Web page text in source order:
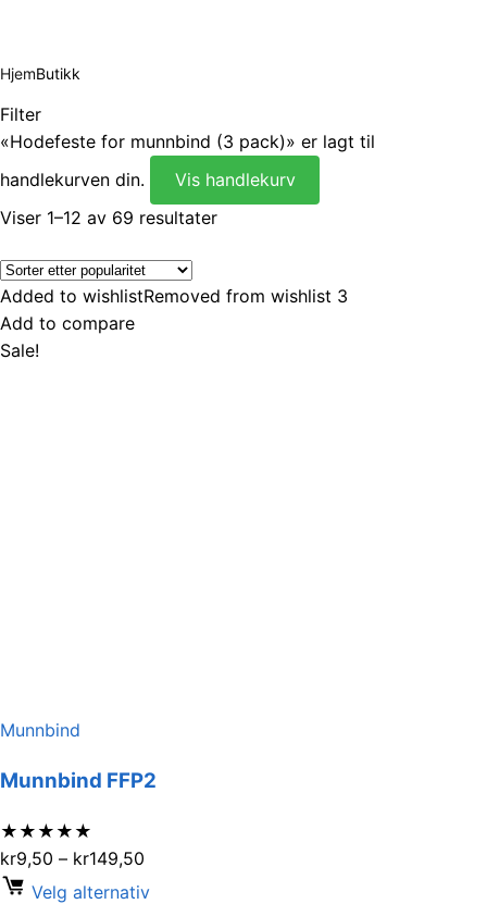
HjemButikk
Filter
«Hodefeste for munnbind (3 pack)» er lagt til
handlekurven din.
Vis handlekurv
Viser 1–12 av 69 resultaterSortert
Added to wishlistRemoved from wishlist 3
Add to compare
Sale!
Munnbind
Munnbind FFP2
★ ★ ★ ★ ★
kr9,50 – kr149,50
Velg alternativ